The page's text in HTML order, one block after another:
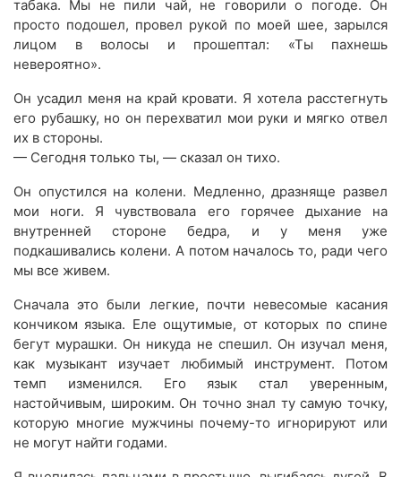
табака. Мы не пили чай, не говорили о погоде. Он
просто подошел, провел рукой по моей шее, зарылся
лицом в волосы и прошептал: «Ты пахнешь
невероятно».
Он усадил меня на край кровати. Я хотела расстегнуть
его рубашку, но он перехватил мои руки и мягко отвел
их в стороны.
— Сегодня только ты, — сказал он тихо.
Он опустился на колени. Медленно, дразняще развел
мои ноги. Я чувствовала его горячее дыхание на
внутренней стороне бедра, и у меня уже
подкашивались колени. А потом началось то, ради чего
мы все живем.
Сначала это были легкие, почти невесомые касания
кончиком языка. Еле ощутимые, от которых по спине
бегут мурашки. Он никуда не спешил. Он изучал меня,
как музыкант изучает любимый инструмент. Потом
темп изменился. Его язык стал уверенным,
настойчивым, широким. Он точно знал ту самую точку,
которую многие мужчины почему-то игнорируют или
не могут найти годами.